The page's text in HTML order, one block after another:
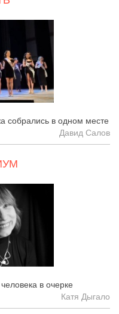
собрались в одном месте
Давид Салов
в очерке
Катя Дыгало